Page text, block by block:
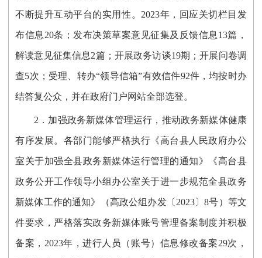
不断提升互动平台的实用性。 2023年 ，回应关切栏目发
布信息 20条； 发布决策草案意见征集及反馈信息 13篇，
解读意见征集信息2篇； 开展政务访谈19期；开展问卷调
查5次； 受理、转办“领导信箱”有效信件92件，均按时办
结答复公众，并在政府门户网站全部选登。
2．加强政务新媒体管理运行，推动政务新媒体健康
有序发展。 各部门能够严格执行《高台县人民政府办公
室关于加强全县政务新媒体运行管理的通知》《高台县
政务公开工作领导小组办公室关于进一步规范全县政务
新媒体工作的通知》 （高政公组办发〔2023〕8号） 等文
件要求， 严格落实政务新媒体账号管理备案制度并积极
备案， 2023年，进行人员（账号）信息修改备案29次，